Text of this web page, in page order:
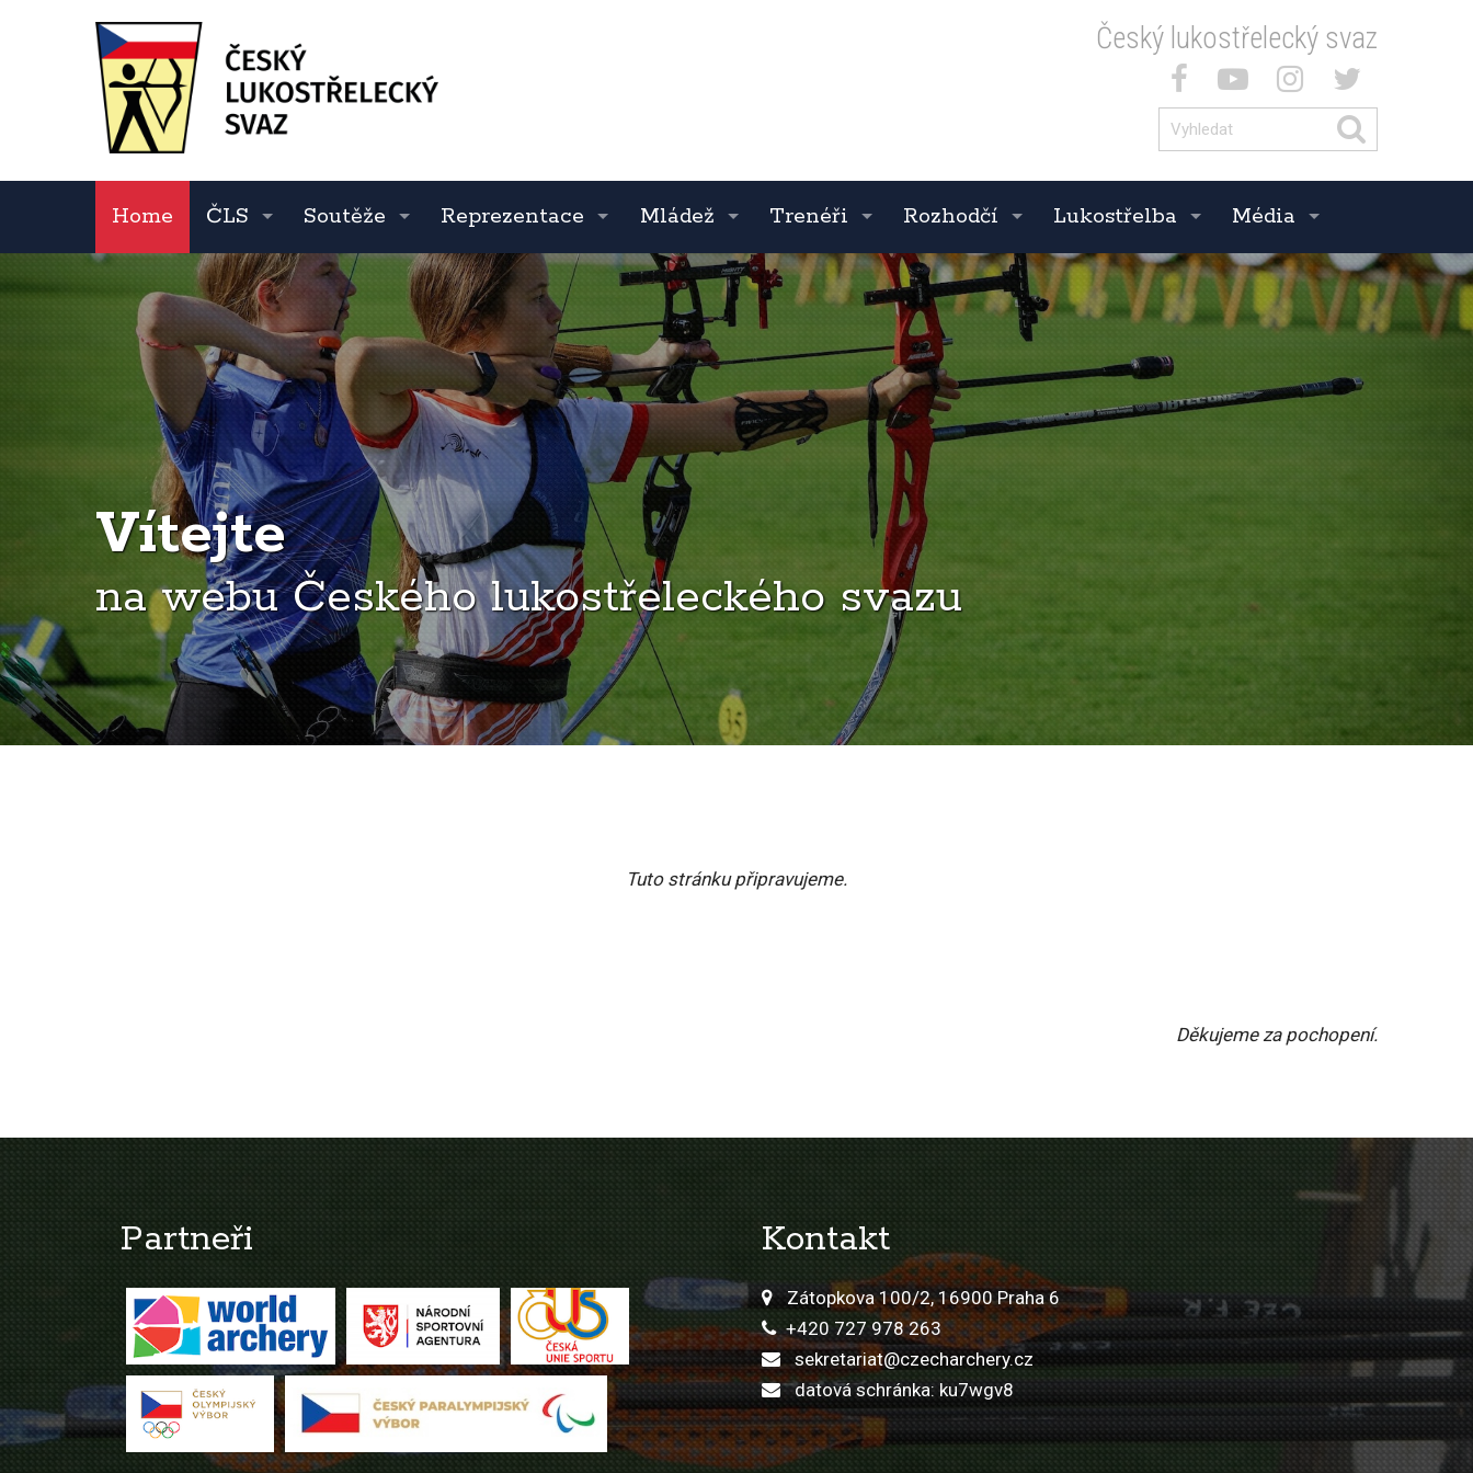
Český lukostřelecký svaz
Home ČLS Soutěže Reprezentace Mládež Trenéři Rozhodčí Lukostřelba Média
Vítejte
na webu Českého lukostřeleckého svazu
Tuto stránku připravujeme.
Děkujeme za pochopení.
Partneři Kontakt
Zátopkova 100/2, 16900 Praha 6
+420 727 978 263
sekretariat@czecharchery.cz
datová schránka: ku7wgv8